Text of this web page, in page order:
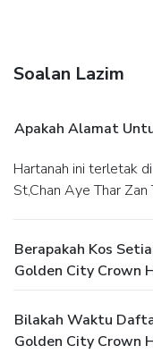
Soalan Lazim
Apakah Alamat
Hartanah ini terletak di No.1/F,30th Street,Bet:70th & 71st
St,Chan Aye Thar
Berapakah Kos
Golden City Crown
Bilakah Waktu
Golden City Crown